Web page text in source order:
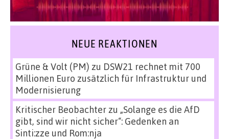
NEUE REAKTIONEN
Grüne & Volt (PM) zu DSW21 rechnet mit 700
Millionen Euro zusätzlich für Infrastruktur und
Modernisierung
Kritischer Beobachterzu „Solange es die AfD
gibt, sind wir nicht sicher“: Gedenken an
Sinti:zze und Rom:nja